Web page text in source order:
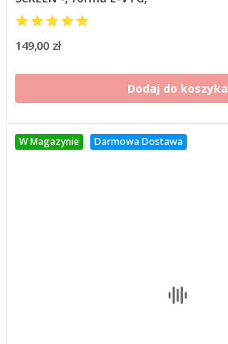
149,00 zł
Dodaj do koszyka
W Magazynie Darmowa Dostawa